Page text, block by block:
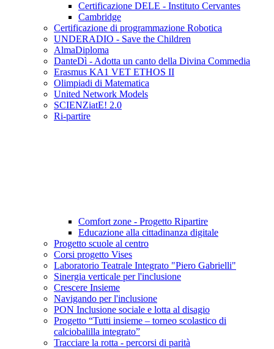
Certificazione DELE - Instituto Cervantes
Cambridge
Certificazione di programmazione Robotica
UNDERADIO - Save the Children
AlmaDiploma
DanteDì - Adotta un canto della Divina Commedia
Erasmus KA1 VET ETHOS II
Olimpiadi di Matematica
United Network Models
SCIENZiatE! 2.0
Ri-partire
Comfort zone - Progetto Ripartire
Educazione alla cittadinanza digitale
Progetto scuole al centro
Corsi progetto Vises
Laboratorio Teatrale Integrato "Piero Gabrielli"
Sinergia verticale per l'inclusione
Crescere Insieme
Navigando per l'inclusione
PON Inclusione sociale e lotta al disagio
Progetto “Tutti insieme – torneo scolastico di
calciobalilla integrato”
Tracciare la rotta - percorsi di parità